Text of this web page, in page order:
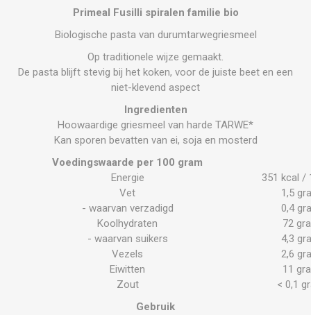
Primeal Fusilli spiralen familie bio
Biologische pasta van durumtarwegriesmeel
Op traditionele wijze gemaakt.
De pasta blijft stevig bij het koken, voor de juiste beet en een
niet-klevend aspect
Ingredienten
Hoowaardige griesmeel van harde TARWE*
Kan sporen bevatten van ei, soja en mosterd
Voedingswaarde per 100 gram
Energie
351 kcal /
Vet
1,5
- waarvan verzadigd
0,4
Koolhydraten
72
- waarvan suikers
4,3
Vezels
2,6
Eiwitten
11
Zout
< 0,1
Gebruik